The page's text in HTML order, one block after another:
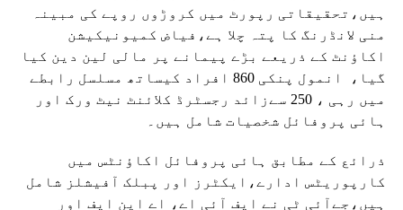
ہیں،تحقیقاتی رپورٹ میں کروڑوں روپے کی مبینہ
منی لانڈرنگ کا پتہ چلا ہے،فیاض کمیونیکیشن
اکاؤنٹ کے ذریعے بڑے پیمانے پر مالی لین دین کیا
گیا، انمول پنکی 860 افراد کیساتھ مسلسل رابطے
میں رہی ، 250 سےزائد رجسٹرڈ کلائنٹ نیٹ ورک اور
ہائی پروفائل شخصیات شامل ہیں۔
ذرائع کے مطابق ہائی پروفائل اکاؤنٹس میں
کارپوریٹس ادارے،ایکٹرز اور پبلک آفیشلز شامل
ہیں،جےآئی ٹی نے ایف آئی اے، اے این ایف اور